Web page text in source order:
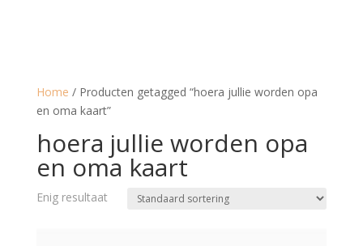
Home / Producten getagged “hoera jullie worden opa
en oma kaart”
hoera jullie worden opa
en oma kaart
Enig resultaat